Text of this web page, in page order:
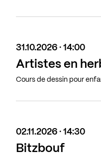
31.10.2026 · 14:00
Artistes en
Cours de dessin pour
02.11.2026 · 14:30
Bitzbouf